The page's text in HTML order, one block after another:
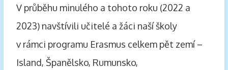
V průběhu minulého a tohoto roku (2022 a
2023) navštívili učitelé a žáci naší školy
v rámci programu Erasmus celkem pět zemí –
Island, Španělsko, Rumunsko,